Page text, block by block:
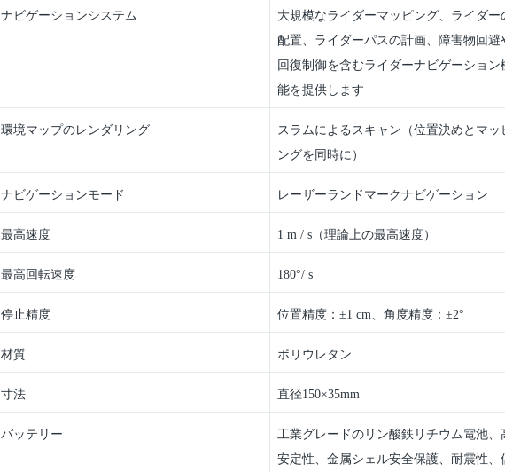
ナビゲーションシステム
大規模なライダーマッピング、ライダー
配置、ライダーパスの計画、障害物回避
回復制御を含むライダーナビゲーション
能を提供します
環境マップのレンダリング
スラムによるスキャン（位置決めとマッ
ングを同時に）
ナビゲーションモード レーザーランドマークナビゲーション
最高速度 1 m / s（理論上の最高速度）
最高回転速度 180°/ s
停止精度 位置精度：±1 cm、角度精度：±2°
材質 ポリウレタン
寸法 直径150×35mm
バッテリー
工業グレードのリン酸鉄リチウム電池、
安定性、金属シェル安全保護、耐震性、